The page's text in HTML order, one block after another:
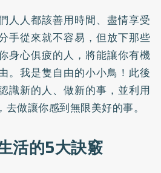
人人都該善用時間、盡情享受
手從來就不容易，但放下那些
身心俱疲的人，將能讓你有機
。我是隻自由的小小鳥！此後
識新的人、做新的事，並利用
做讓你感到無限美好的事。
活的5大訣竅